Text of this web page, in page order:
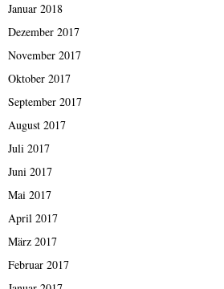
Januar 2018
Dezember 2017
November 2017
Oktober 2017
September 2017
August 2017
Juli 2017
Juni 2017
Mai 2017
April 2017
März 2017
Februar 2017